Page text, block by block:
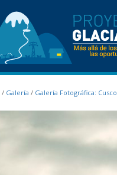
/ Galería / Galería Fotográfica: Cusco